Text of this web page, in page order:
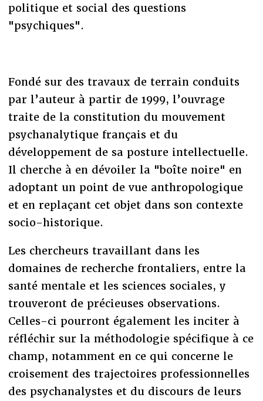
politique et social des questions
"psychiques".
Fondé sur des travaux de terrain conduits
par l’auteur à partir de 1999, l’ouvrage
traite de la constitution du mouvement
psychanalytique français et du
développement de sa posture intellectuelle.
Il cherche à en dévoiler la "boîte noire" en
adoptant un point de vue anthropologique
et en replaçant cet objet dans son contexte
socio-historique.
Les chercheurs travaillant dans les
domaines de recherche frontaliers, entre la
santé mentale et les sciences sociales, y
trouveront de précieuses observations.
Celles-ci pourront également les inciter à
réfléchir sur la méthodologie spécifique à ce
champ, notamment en ce qui concerne le
croisement des trajectoires professionnelles
des psychanalystes et du discours de leurs